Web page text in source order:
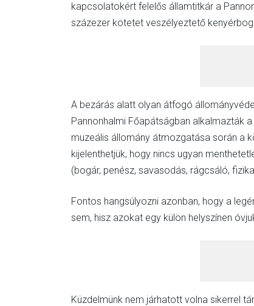
kapcsolatokért felelős államtitkár a
százezer kötetet veszélyeztető
A bezárás alatt olyan átfogó
Pannonhalmi Főapátságban alkalmazták
muzeális állomány átmozgatása során a
kijelenthetjük, hogy nincs ugyan
(bogár, penész, savasodás, rágcsáló,
Fontos hangsúlyozni azonban, hogy a
sem, hisz azokat egy külön helyszínen
Küzdelmünk nem járhatott volna sikerrel